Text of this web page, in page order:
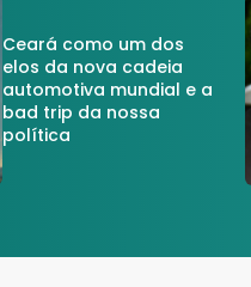
Ceará como um dos
elos da nova cadeia
automotiva mundial e a
bad trip da nossa
política